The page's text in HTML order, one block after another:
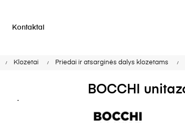
Kontaktai
Klozetai Priedai ir atsarginės dalys klozetams
BOCCHI